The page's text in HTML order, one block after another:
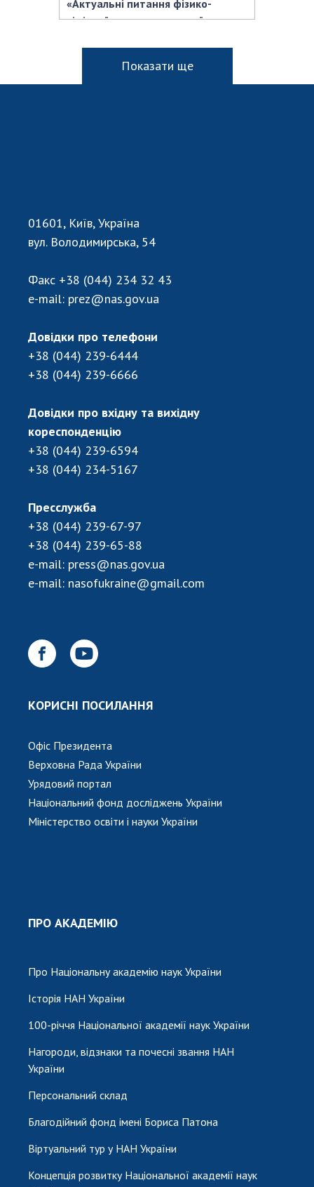
«Актуальні питання фізико-
хімічної та математичної
Показати ще
01601, Київ, Україна
вул. Володимирська, 54
Факс +38 (044) 234 32 43
e-mail: prez@nas.gov.ua
Довідки про телефони
+38 (044) 239-6444
+38 (044) 239-6666
Довідки про вхідну та вихідну
кореспонденцію
+38 (044) 239-6594
+38 (044) 234-5167
Пресслужба
+38 (044) 239-67-97
+38 (044) 239-65-88
e-mail: press@nas.gov.ua
e-mail: nasofukraine@gmail.com
КОРИСНІ ПОСИЛАННЯ
Офіс Президента
Верховна Рада України
Урядовий портал
Національний фонд досліджень України
Міністерство освіти і науки України
ПРО АКАДЕМІЮ
Про Національну академію наук України
Історія НАН України
100-річчя Національної академії наук України
Нагороди, відзнаки та почесні звання НАН
України
Персональний склад
Благодійний фонд імені Бориса Патона
Віртуальний тур у НАН України
Концепція розвитку Національної академії наук